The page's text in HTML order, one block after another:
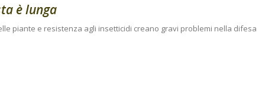
è lunga
piante e resistenza agli insetticidi creano gravi problemi nella difesa